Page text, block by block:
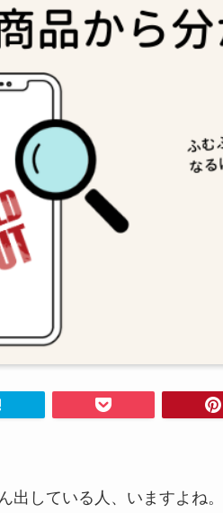
出している人、いますよね。